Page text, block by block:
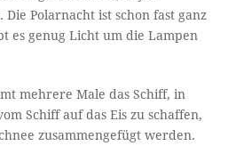
Polarnacht ist schon fast ganz
es genug Licht um die Lampen
mehrere Male das Schiff, in
Schiff auf das Eis zu schaffen,
zusammengefügt werden.